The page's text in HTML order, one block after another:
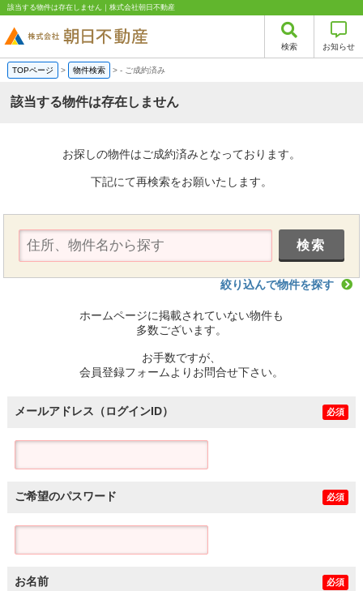
該当する物件は存在しません｜株式会社朝日不動産
検索 お知らせ
TOPページ > 物件検索 >- ご成約済み
該当する物件は存在しません
お探しの物件はご成約済みとなっております。
下記にて再検索をお願いたします。
絞り込んで物件を探す
ホームページに掲載されていない物件も
多数ございます。
お手数ですが、
会員登録フォームよりお問合せ下さい。
メールアドレス（ログインID） 必須
ご希望のパスワード 必須
お名前 必須